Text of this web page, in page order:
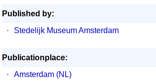
Published by:
·
Stedelijk Museum Amsterdam
Publicationplace:
·
Amsterdam (NL)